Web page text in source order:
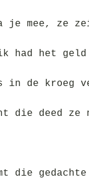
je mee, ze
had het geld
in de kroeg
die deed ze
die